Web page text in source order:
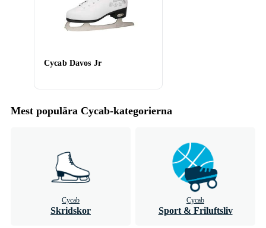
Cycab Davos Jr
Mest populära Cycab-kategorierna
Cycab
Skridskor
Cycab
Sport & Friluftsliv